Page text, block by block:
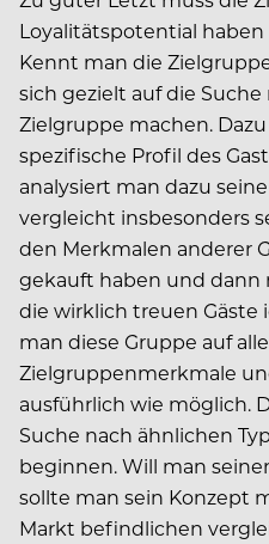
Loyalitätspotential
Kennt man die
sich gezielt auf die
Zielgruppe machen.
spezifische Profil des
analysiert man dazu
vergleicht insbesonders
den Merkmalen anderer
gekauft haben und dann
die wirklich treuen
man diese Gruppe auf
Zielgruppenmerkmale
ausführlich wie möglich.
Suche nach ähnlichen
beginnen. Will man
sollte man sein Konzept
Markt befindlichen